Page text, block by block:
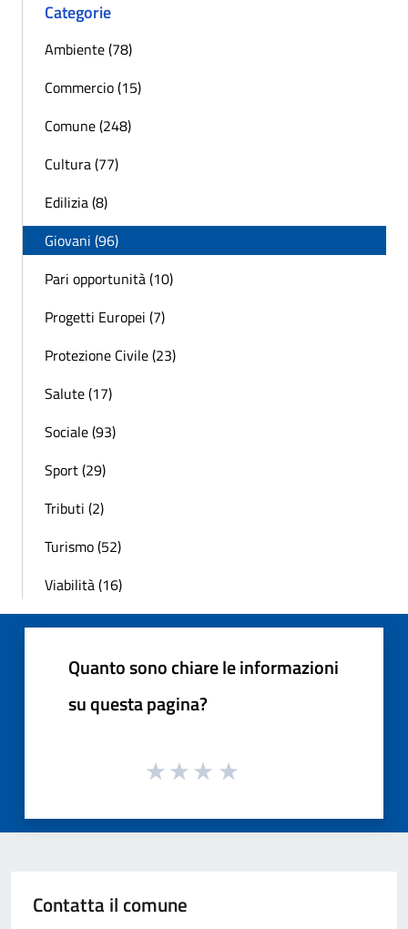
Categorie
Ambiente (78)
Commercio (15)
Comune (248)
Cultura (77)
Edilizia (8)
Giovani (96)
Pari opportunità (10)
Progetti Europei (7)
Protezione Civile (23)
Salute (17)
Sociale (93)
Sport (29)
Tributi (2)
Turismo (52)
Viabilità (16)
Quanto sono chiare le informazioni
su questa pagina?
Contatta il comune